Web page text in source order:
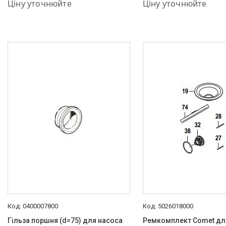
Ціну уточнюйте Ціну уточнюйте
0400007800
Гільза поршня (d=75) для насоса
5026018000
Ремкомплект Comet